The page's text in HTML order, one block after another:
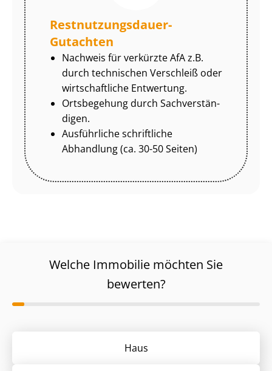
Rest­nut­zungs­dau­er-
Gutachten
Nachweis für verkürzte AfA z.B.
durch technischen Verschleiß oder
wirtschaftliche Entwertung.
Ortsbegehung durch Sach­ver­stän­
di­gen.
Ausführliche schriftliche
Abhandlung (ca. 30-50 Seiten)
Welche Immobilie möchten Sie
bewerten?
Haus